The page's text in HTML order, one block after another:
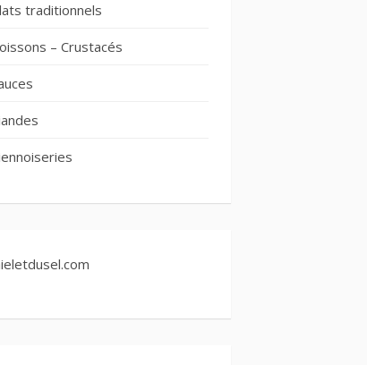
traditionnels
– Crustacés